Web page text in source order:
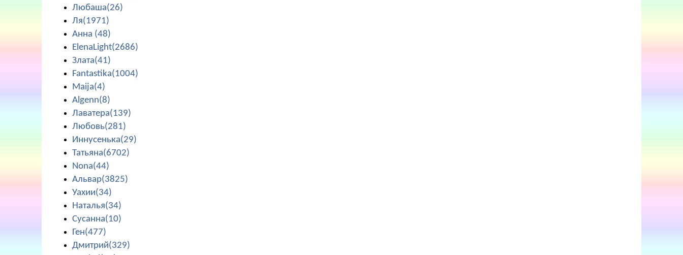
Любаша(26)
Ля(1971)
Анна (48)
ElenaLight(2686)
Злата(41)
Fantastika(1004)
Maija(4)
Algenn(8)
Лаватера(139)
Любовь(281)
Иннусенька(29)
Татьяна(6702)
Nona(44)
Альвар(3825)
Уахии(34)
Наталья(34)
Сусанна(10)
Ген(477)
Дмитрий(329)